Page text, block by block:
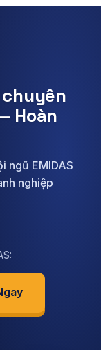
Hoàn
ngũ EMIDAS
nghiệp